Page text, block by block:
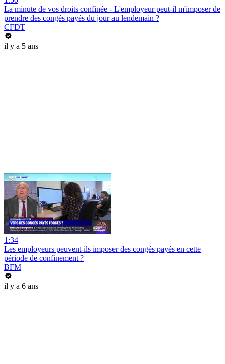
La minute de vos droits confinée - L'employeur peut-il m'imposer de
prendre des congés payés du jour au lendemain ?
CFDT
il y a 5 ans
1:34
Les employeurs peuvent-ils imposer des congés payés en cette
période de confinement ?
BFM
il y a 6 ans